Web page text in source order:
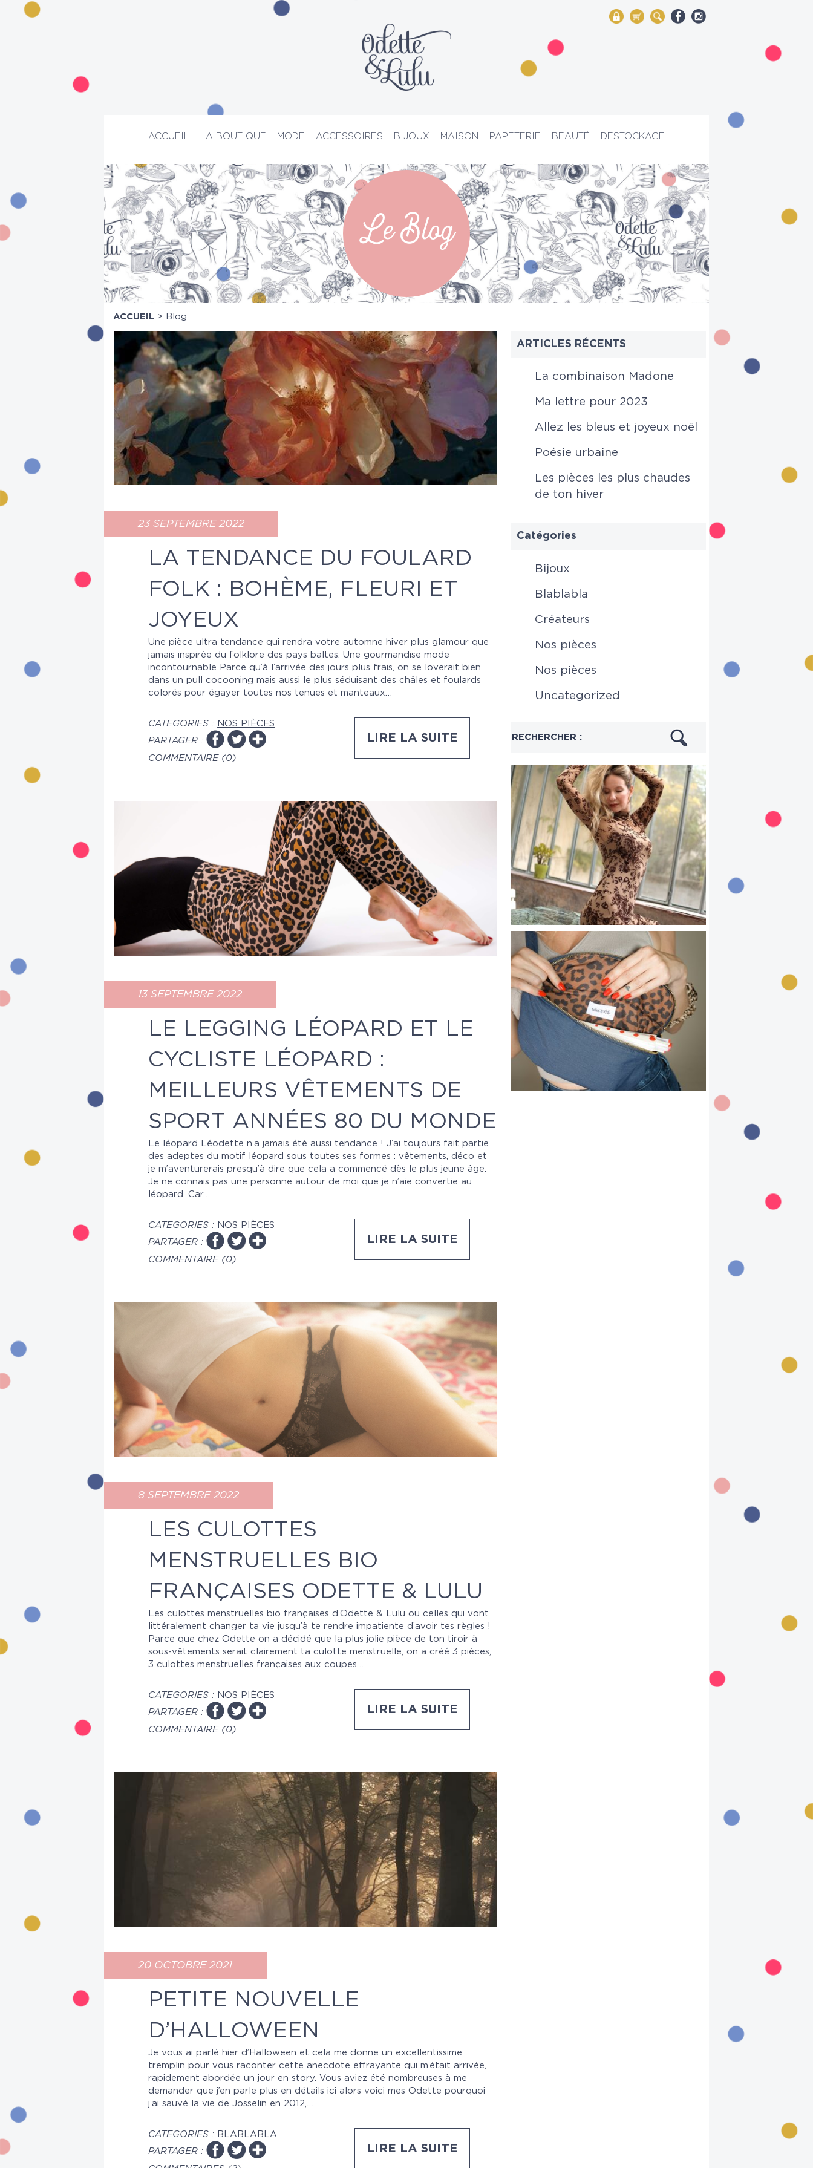
My Account
Mon panier
Rechercher
ACCUEIL LA BOUTIQUE MODE ACCESSOIRES BIJOUX MAISON PAPETERIE BEAUTÉ DESTOCKAGE
PRIX D’ATELIER
Le Blog
ACCUEIL > Blog
23 SEPTEMBRE 2022
LA TENDANCE DU FOULARD
FOLK : BOHÈME, FLEURI ET
JOYEUX
Une pièce ultra tendance qui rendra votre automne hiver plus glamour que
jamais inspirée du folklore des pays baltes. Une gourmandise mode
incontournable Parce qu’à l’arrivée des jours plus frais, on se loverait bien
dans un pull cocooning mais aussi le plus séduisant des châles et foulards
colorés pour égayer toutes nos tenues et manteaux…
CATEGORIES : NOS PIÈCES
PARTAGER :
COMMENTAIRE (0)
LIRE LA SUITE
13 SEPTEMBRE 2022
LE LEGGING LÉOPARD ET LE
CYCLISTE LÉOPARD :
MEILLEURS VÊTEMENTS DE
SPORT ANNÉES 80 DU MONDE
Le léopard Léodette n’a jamais été aussi tendance ! J’ai toujours fait partie
des adeptes du motif léopard sous toutes ses formes : vêtements, déco et
je m’aventurerais presqu’à dire que cela a commencé dès le plus jeune âge.
Je ne connais pas une personne autour de moi que je n’aie convertie au
léopard. Car…
CATEGORIES : NOS PIÈCES
PARTAGER :
COMMENTAIRE (0)
LIRE LA SUITE
8 SEPTEMBRE 2022
LES CULOTTES
MENSTRUELLES BIO
FRANÇAISES ODETTE & LULU
Les culottes menstruelles bio françaises d’Odette & Lulu ou celles qui vont
littéralement changer ta vie jusqu’à te rendre impatiente d’avoir tes règles !
Parce que chez Odette on a décidé que la plus jolie pièce de ton tiroir à
sous-vêtements serait clairement ta culotte menstruelle, on a créé 3 pièces,
3 culottes menstruelles françaises aux coupes…
CATEGORIES : NOS PIÈCES
PARTAGER :
COMMENTAIRE (0)
LIRE LA SUITE
20 OCTOBRE 2021
PETITE NOUVELLE
D’HALLOWEEN
Je vous ai parlé hier d’Halloween et cela me donne un excellentissime
tremplin pour vous raconter cette anecdote effrayante qui m’était arrivée,
rapidement abordée un jour en story. Vous aviez été nombreuses à me
demander que j’en parle plus en détails ici alors voici mes Odette pourquoi
j’ai sauvé la vie de Josselin en 2012,…
CATEGORIES : BLABLABLA
PARTAGER :
LIRE LA SUITE
ARTICLES RÉCENTS
La combinaison Madone
Ma lettre pour 2023
Allez les bleus et joyeux noël
Poésie urbaine
Les pièces les plus chaudes
de ton hiver
Catégories
Bijoux
Blablabla
Créateurs
Nos pièces
Nos pièces
Uncategorized